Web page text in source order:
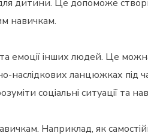
дитини. Це допоможе
навичкам.
емоції інших людей. Це
наслідкових ланцюжках під
соціальні ситуації та
Наприклад, як